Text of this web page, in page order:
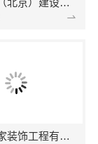
中蓝建投（北京）建设有限公司四川第一分公司
湖南自由家装饰工程有限公司